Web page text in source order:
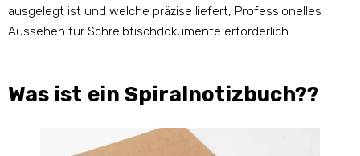
ausgelegt ist und welche präzise liefert, Professionelles
Aussehen für Schreibtischdokumente erforderlich.
Was ist ein Spiralnotizbuch??